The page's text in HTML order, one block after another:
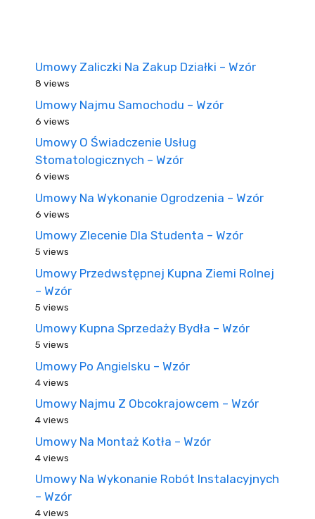
Umowy Zaliczki Na Zakup Działki – Wzór
8 views
Umowy Najmu Samochodu – Wzór
6 views
Umowy O Świadczenie Usług
Stomatologicznych – Wzór
6 views
Umowy Na Wykonanie Ogrodzenia – Wzór
6 views
Umowy Zlecenie Dla Studenta – Wzór
5 views
Umowy Przedwstępnej Kupna Ziemi Rolnej
– Wzór
5 views
Umowy Kupna Sprzedaży Bydła – Wzór
5 views
Umowy Po Angielsku – Wzór
4 views
Umowy Najmu Z Obcokrajowcem – Wzór
4 views
Umowy Na Montaż Kotła – Wzór
4 views
Umowy Na Wykonanie Robót Instalacyjnych
– Wzór
4 views